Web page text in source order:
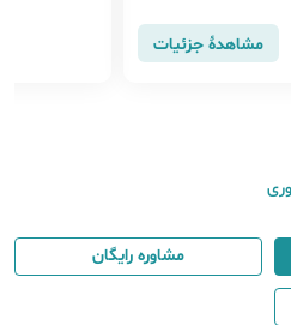
می‌کند. عوترض پی
کبودی و
مشاهدهٔ جزئیات
مشاوره رایگان